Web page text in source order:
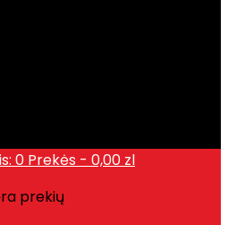
0 Prekės - 0,00 zl
prekių